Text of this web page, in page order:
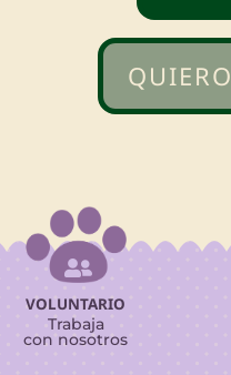

VOLUNTARIO
Trabaja
con nosotros